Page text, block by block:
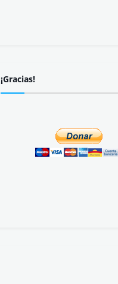
¡Gracias!